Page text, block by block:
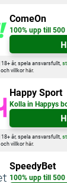
ComeOn
100% upp till 500
år, spela ansvarsfullt,
och villkor här.
Happy Sport
Kolla in Happys
år, spela ansvarsfullt,
villkor här.
SpeedyBet
100% upp till 500